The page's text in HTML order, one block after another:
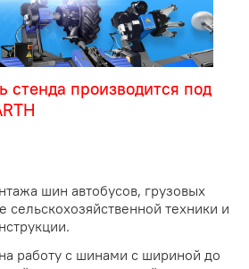
стенда производится под
шин автобусов, грузовых
сельскохозяйственной техники и
работу с шинами с шириной до